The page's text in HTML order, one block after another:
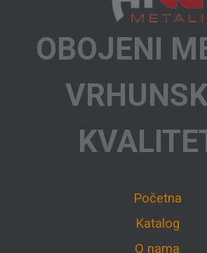
OBOJENI
Početna
Katalog
O nama